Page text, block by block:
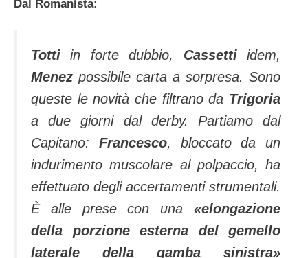
Dal Romanista:
Tottiin forte dubbio, Cassettiidem,
Menez possibile carta a sorpresa. Sono
queste le novità che filtrano da Trigoria
a due giorni dal derby. Partiamo dal
Capitano: Francesco, bloccato da un
indurimento muscolare al polpaccio, ha
effettuato degli accertamenti strumentali.
È alle prese con una «elongazione
della porzione esterna del gemello
laterale della gamba sinistra»